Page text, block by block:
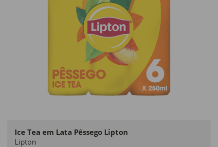
Ice Tea em Lata Pêssego Lipton
Lipton